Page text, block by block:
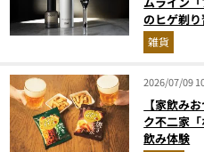
のヒゲ剃
雑貨
2026/07/09
【家飲み
ク不二家
飲み体験